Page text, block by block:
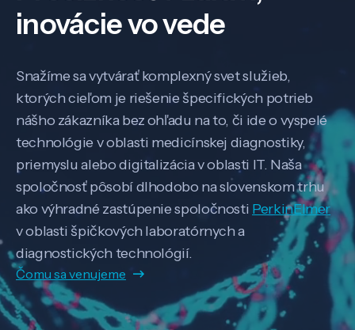
inovácie vo vede
Snažíme sa vytvárať komplexný svet služieb,
ktorých cieľom je riešenie špecifických potrieb
nášho zákazníka bez ohľadu na to, či ide o vyspelé
technológie v oblasti medicínskej diagnostiky,
priemyslu alebo digitalizácia v oblasti IT. Naša
spoločnosť pôsobí dlhodobo na slovenskom trhu
ako výhradné zastúpenie spoločnosti PerkinElmer
v oblasti špičkových laboratórnych a
diagnostických technológií.
Čomu sa venujeme